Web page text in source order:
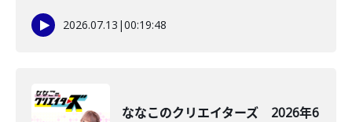
2026.07.13 |00:19:48
ななこのクリエイターズ 2026年6